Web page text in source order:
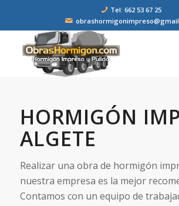
Tel: 662 53 67 25
HORMIGÓN
ALGETE
Realizar una obra de hormigón
nuestra empresa es la mejor
Contamos con un equipo de